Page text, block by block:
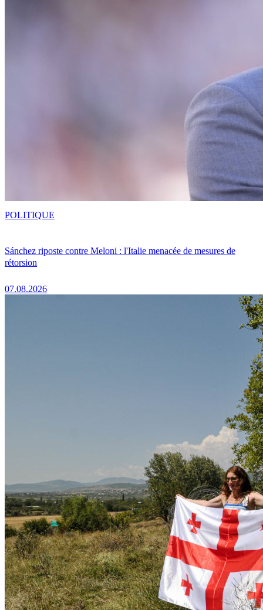
Sánchez riposte contre Meloni : l'Italie menacée de mesures de
rétorsion
07.08.2026
POLITIQUE